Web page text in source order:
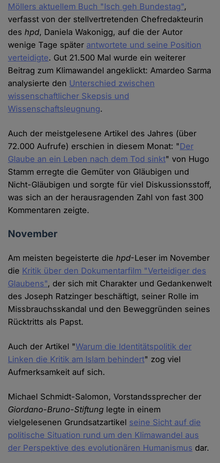
Möllers aktuellem Buch "Isch geh Bundestag",
verfasst von der stellvertretenden Chefredakteurin
deshpd, Daniela Wakonigg, auf die der Autor
wenige Tage später antwortete und seine Position
verteidigte. Gut 21.500 Mal wurde ein weiterer
Beitrag zum Klimawandel angeklickt: Amardeo Sarma
analysierte den Unterschied zwischen
wissenschaftlicher Skepsis und
Wissenschaftsleugnung.
Auch der meistgelesene Artikel des Jahres (über
72.000 Aufrufe) erschien in diesem Monat: "Der
Glaube an ein Leben nach dem Tod sinkt" von Hugo
Stamm erregte die Gemüter von Gläubigen und
Nicht-Gläubigen und sorgte für viel Diskussionsstoff,
was sich an der herausragenden Zahl von fast 300
Kommentaren zeigte.
November
Am meisten begeisterte diehpd-Leser im November
die Kritik über den Dokumentarfilm "Verteidiger des
Glaubens", der sich mit Charakter und Gedankenwelt
des Joseph Ratzinger beschäftigt, seiner Rolle im
Missbrauchsskandal und den Beweggründen seines
Rücktritts als Papst.
Auch der Artikel "Warum die Identitätspolitik der
Linken die Kritik am Islam behindert" zog viel
Aufmerksamkeit auf sich.
Michael Schmidt-Salomon, Vorstandssprecher der
Giordano-Bruno-Stiftung legte in einem
vielgelesenen Grundsatzartikel seine Sicht auf die
politische Situation rund um den Klimawandel aus
der Perspektive des evolutionären Humanismus dar.